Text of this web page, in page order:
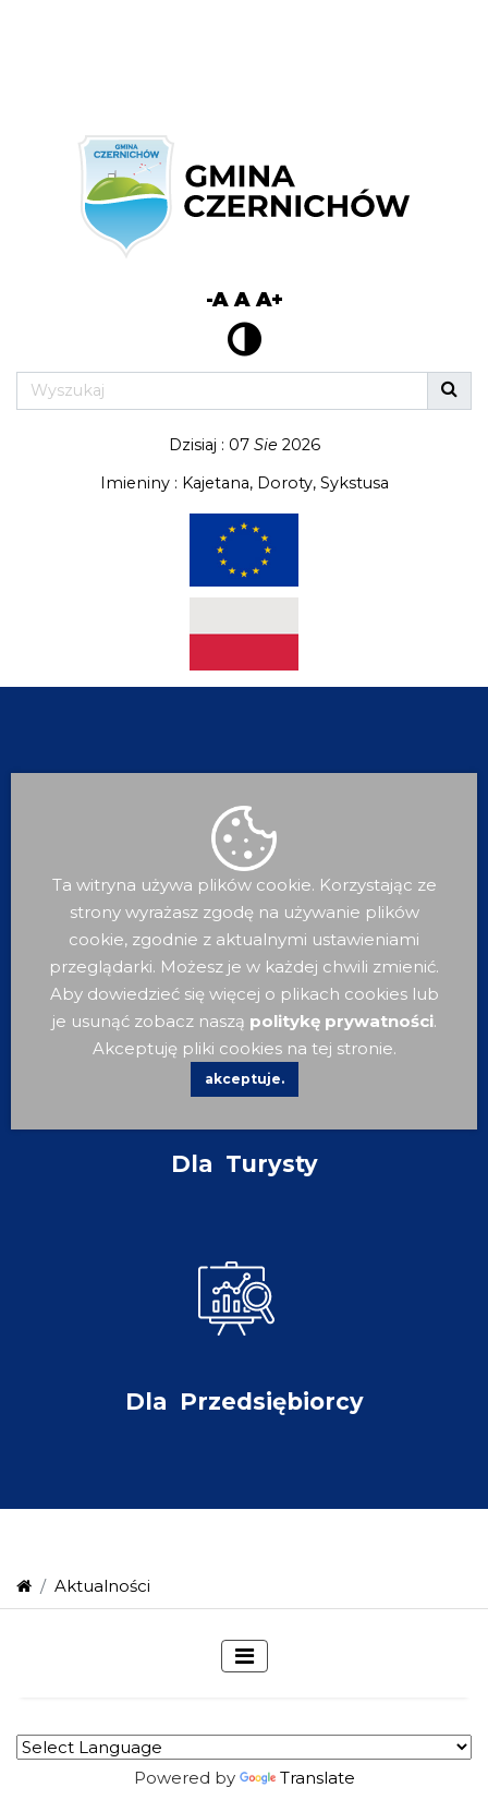
-AAA+
Dzisiaj : 07 Sie 2026
Imieniny : Kajetana, Doroty, Sykstusa
DlaMieszkańca
Dla Turysty
Dla Przedsiębiorcy
Aktualności
Powered by Translate
Ta witryna używa plików cookie. Korzystając ze
strony wyrażasz zgodę na używanie plików
cookie, zgodnie z aktualnymi ustawieniami
przeglądarki. Możesz je w każdej chwili zmienić.
Aby dowiedzieć się więcej o plikach cookies lub
je usunąć zobacz naszą politykę prywatności.
Akceptuję pliki cookies na tej stronie.
akceptuje.